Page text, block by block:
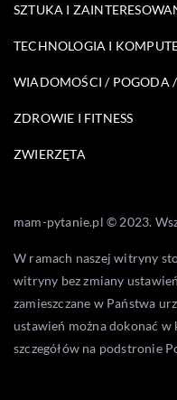
SZTUKA I
TECHNOLOGIA I
WIADOMOŚCI / POGODA
ZDROWIE I FITNESS
ZWIERZĘTA
mam-pytanie.pl © 2023.
W ramach naszej witryny
witryny bez zmiany
zamieszczane w Państwa
ustawień można dokonać w
szczegółów na podstronie